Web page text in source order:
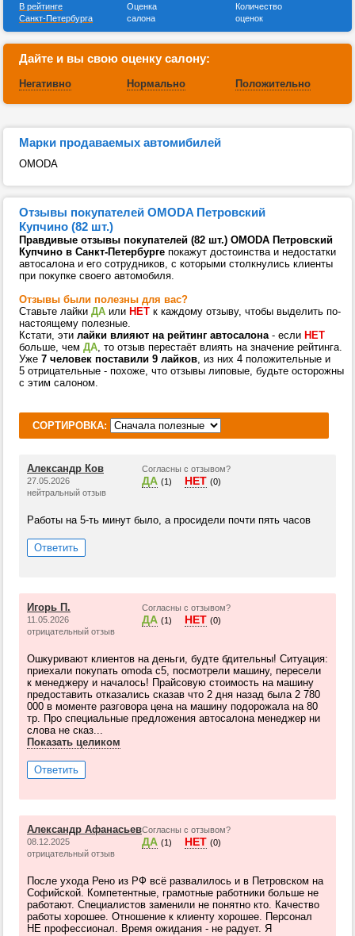
В рейтинге
Санкт-Петербурга
Оценка
салона
Количество
оценок
Дайте и вы свою оценку салону:
Негативно Нормально Положительно
Марки продаваемых автомибилей
OMODA
Отзывы покупателей OMODA Петровский
Купчино (82 шт.)
Правдивые отзывы покупателей (82 шт.) OMODA Петровский
Купчино в Санкт-Петербурге покажут достоинства и недостатки
автосалона и его сотрудников, с которыми столкнулись клиенты
при покупке своего автомобиля.
Отзывы были полезны для вас?
Ставьте лайки ДА или НЕТ к каждому отзыву, чтобы выделить по-
настоящему полезные.
Кстати, эти лайки влияют на рейтинг автосалона- если НЕТ
больше, чем ДА, то отзыв перестаёт влиять на значение рейтинга.
Уже 7 человек поставили 9 лайков, из них 4 положительные и
5 отрицательные - похоже, что отзывы липовые, будьте осторожны
с этим салоном.
СОРТИРОВКА:
Александр Ков
27.05.2026
нейтральный отзыв
Согласны с отзывом?
ДА (1) НЕТ (0)
Работы на 5-ть минут было, а просидели почти пять часов
Ответить
Игорь П.
11.05.2026
отрицательный отзыв
Согласны с отзывом?
ДА (1) НЕТ (0)
Ошкуривают клиентов на деньги, будте бдительны! Ситуация:
приехали покупать omoda c5, посмотрели машину, пересели
к менеджеру и началось! Прайсовую стоимость на машину
предоставить отказались сказав что 2 дня назад была 2 780
000 в моменте разговора цена на машину подорожала на 80
тр. Про специальные предложения автосалона менеджер ни
слова не сказ...
Показать целиком
Ответить
Александр Афанасьев
08.12.2025
отрицательный отзыв
Согласны с отзывом?
ДА (1) НЕТ (0)
После ухода Рено из РФ всё развалилось и в Петровском на
Софийской. Компетентные, грамотные работники больше не
работают. Специалистов заменили не понятно кто. Качество
работы хорошее. Отношение к клиенту хорошее. Персонал
НЕ профессионал. Время ожидания - не радует. Я